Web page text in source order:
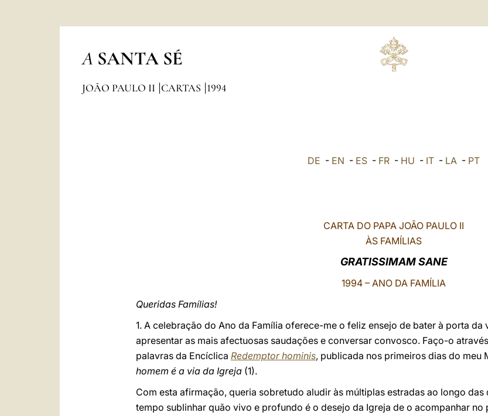
A SANTA SÉ
JOÃO PAULO II CARTAS 1994
DE - EN - ES - FR - HU - IT - LA - PT
CARTA DO PAPA JOÃO PAULO II
ÀS FAMÍLIAS
GRATISSIMAM SANE
1994 – ANO DA FAMÍLIA
Queridas Famílias!
1. A celebração do Ano da Família oferece-me o feliz ensejo de bater à porta da
apresentar as mais afectuosas saudações e conversar convosco. Faço-o
palavras da Encíclica Redemptor hominis, publicada nos primeiros dias do meu
homem é a via da Igreja (1).
Com esta afirmação, queria sobretudo aludir às múltiplas estradas ao longo das
tempo sublinhar quão vivo e profundo é o desejo da Igreja de o acompanhar no